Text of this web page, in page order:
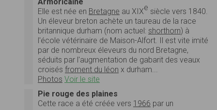
Elle est née en Bretagne au XIXe siècle vers 1840.
Un éleveur breton achète un taureau de la race
britannique durham (nom actuel: shorthorn) à
l'école vétérinaire de Maison-Alfort. Il est vite imité
par de nombreux éleveurs du nord Bretagne,
séduits par l'augmentation de gabarit des veaux
croisés froment du léon x durham...
Photos Voir le site
Pie rouge des plaines
Cette race a été créée vers 1966 par un